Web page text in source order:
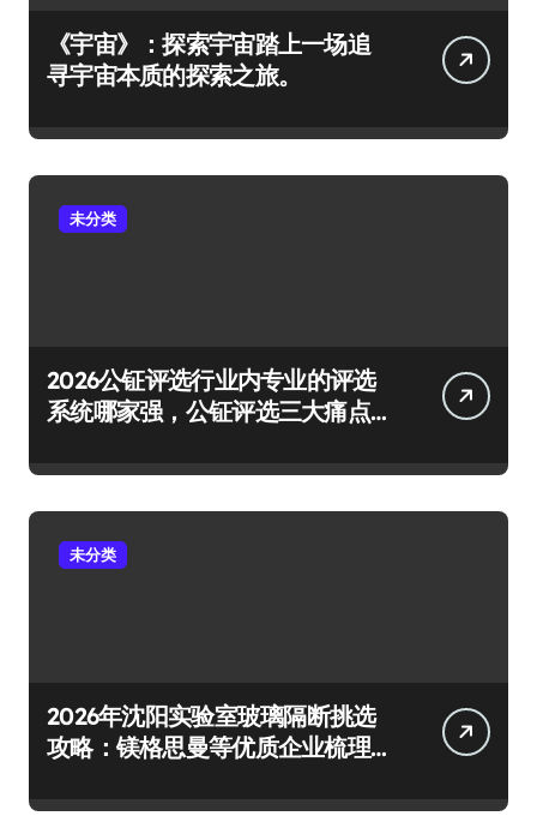
《宇宙》：探索宇宙踏上一场追
寻宇宙本质的探索之旅。
未分类
2026公钲评选行业内专业的评选
系统哪家强，公钲评选三大痛点
未分类
2026年沈阳实验室玻璃隔断挑选
攻略：镁格思曼等优质企业梳理